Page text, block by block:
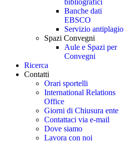
bibliografici
Banche dati
EBSCO
Servizio antiplagio
Spazi Convegni
Aule e Spazi per
Convegni
Ricerca
Contatti
Orari sportelli
International Relations
Office
Giorni di Chiusura ente
Contattaci via e-mail
Dove siamo
Lavora con noi